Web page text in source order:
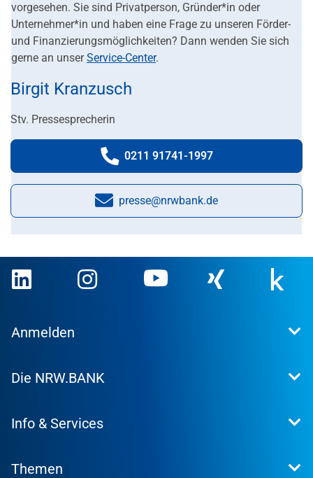
vorgesehen. Sie sind Privatperson, Gründer*in oder
Unternehmer*in und haben eine Frage zu unseren Förder-
und Finanzierungsmöglichkeiten? Dann wenden Sie sich
gerne an unserService-Center.
Birgit Kranzusch
Stv. Pressesprecherin
Telefonnummer:
0211 91741-1997
E-Mail:
presse@nrwbank.de
Anmelden
Kundenportal
Die NRW.BANK
Presse
Research
Info & Services
Produktsuche
Themen